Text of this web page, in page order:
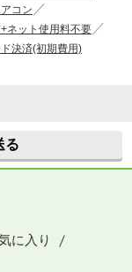
コン
ネット使用料不要
決済(初期費用)
る
に入り